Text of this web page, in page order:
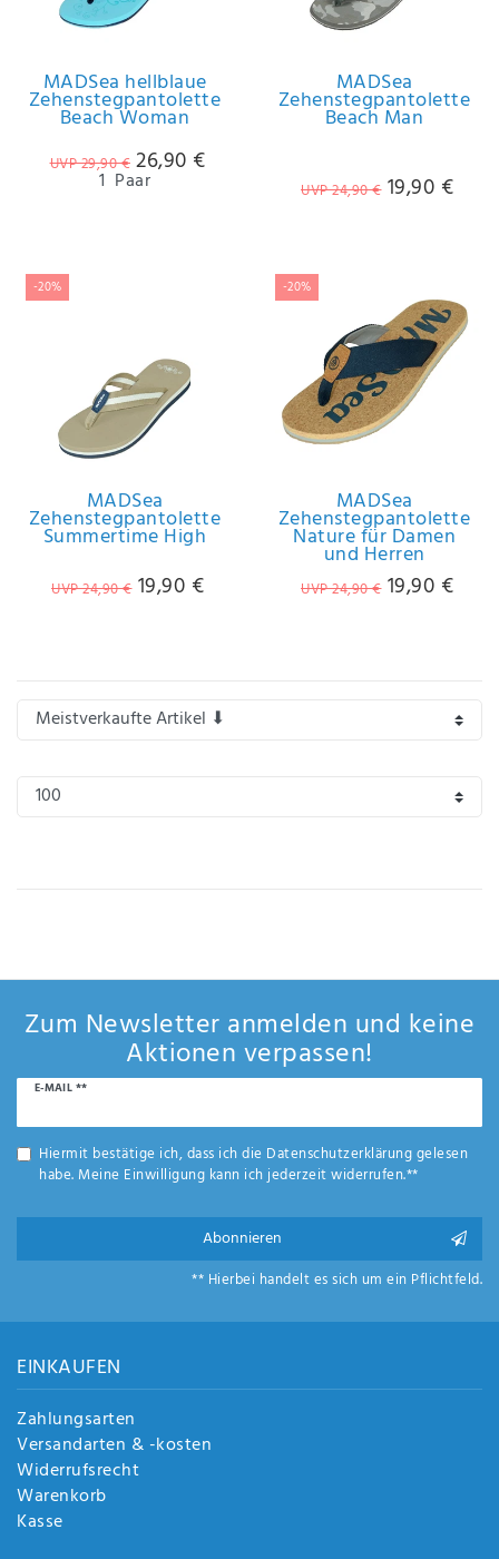
ANMERKUNGEN UND FILTERWÜNSCHE
bestätige
ich, dass
erklärung
gelesen
habe.
Anf
rag
sen
de
MADSea hellblaue
Zehenstegpantolette
Beach Woman
UVP 29,90 € 26,90 €
1 Paar
MADSea
Zehenstegpantolette
Beach Man
UVP 24,90 € 19,90 €
-20%
MADSea
Zehenstegpantolette
Summertime High
UVP 24,90 € 19,90 €
-20%
MADSea
Zehenstegpantolette
Nature für Damen
und Herren
UVP 24,90 € 19,90 €
Zum Newsletter anmelden und keine
Aktionen verpassen!
E-MAIL **
Newsletter
Hiermit bestätige ich, dass ich die Daten­schutz­erklärunggelesen
habe. Meine Einwilligung kann ich jederzeit widerrufen.**
Abonnieren
** Hierbei handelt es sich um ein Pflichtfeld.
EINKAUFEN
Zahlungsarten
Versandarten & -kosten
Widerrufsrecht
Warenkorb
Kasse